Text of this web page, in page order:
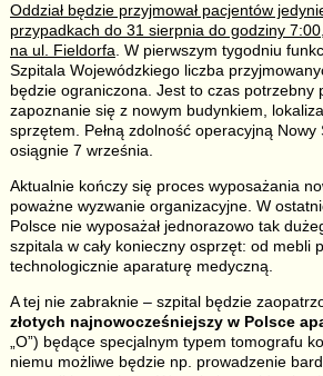
Oddział będzie przyjmował pacjentów
przypadkach do 31 sierpnia do godziny
na ul. Fieldorfa. W pierwszym tygodniu
Szpitala Wojewódzkiego liczba
będzie ograniczona. Jest to czas potrzebny
zapoznanie się z nowym budynkiem,
sprzętem. Pełną zdolność operacyjną Nowy
osiągnie 7 września.
Aktualnie kończy się proces wyposażania
poważne wyzwanie organizacyjne. W
Polsce nie wyposażał jednorazowo tak
szpitala w cały konieczny osprzęt: od mebli
technologicznie aparaturę medyczną.
A tej nie zabraknie – szpital będzie
złotych najnowocześniejszy w Polsce
„O”) będące specjalnym typem tomografu
niemu możliwe będzie np. prowadzenie